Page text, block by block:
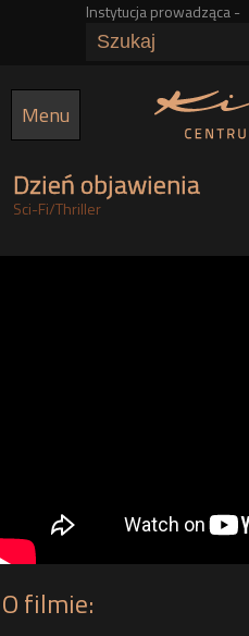
Przejdź
treści
Instytucja prowadząca -
Menu
Dzień objawienia
Sci-Fi/Thriller
O filmie: